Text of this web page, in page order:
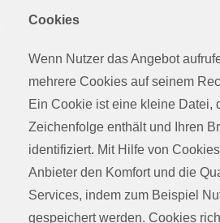
Cookies
Wenn Nutzer das Angebot
mehrere Cookies auf seinem
Ein Cookie ist eine kleine Datei,
Zeichenfolge enthält und Ihren
identifiziert. Mit Hilfe von
Anbieter den Komfort und die
Services, indem zum Beispiel
gespeichert werden. Cookies